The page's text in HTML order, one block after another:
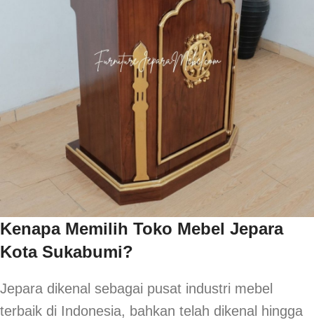
Kenapa Memilih Toko Mebel Jepara
Kota Sukabumi?
Jepara dikenal sebagai pusat industri mebel
terbaik di Indonesia, bahkan telah dikenal hingga